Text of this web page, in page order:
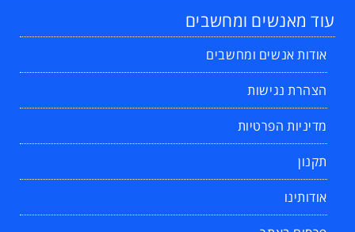
עוד מאנשים ומחשבים
אודות אנשים ומחשבים
הצהרת נגישות
מדיניות הפרטיות
תקנון
אודותינו